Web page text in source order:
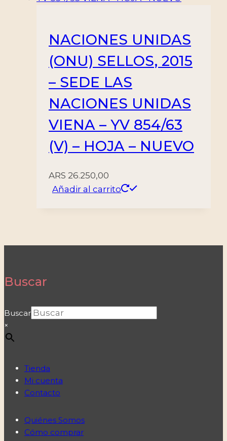
NACIONES UNIDAS
(ONU) SELLOS, 2015
– SEDE LAS
NACIONES UNIDAS
VIENA – YV 854/63
(V) – HOJA – NUEVO
ARS 26.250,00
Añadir al carrito
Buscar
Buscar
×
Tienda
Mi cuenta
Contacto
Quiénes Somos
Cómo comprar